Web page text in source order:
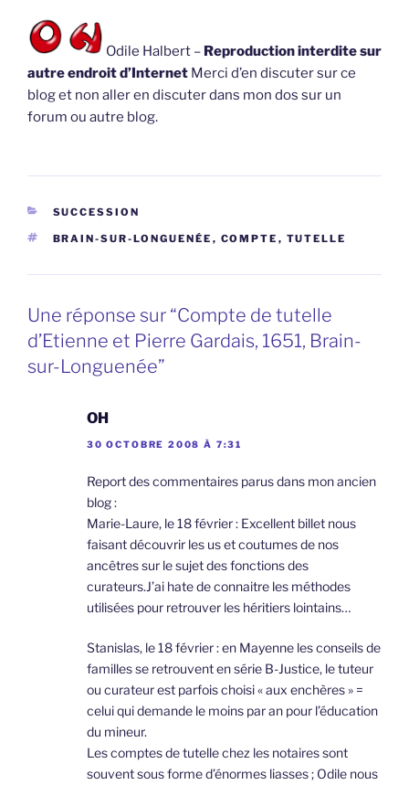
Odile Halbert – Reproduction interdite sur
autre endroit d’Internet Merci d’en discuter sur ce
blog et non aller en discuter dans mon dos sur un
forum ou autre blog.
CATÉGORIES
SUCCESSION
ÉTIQUETTES
BRAIN-SUR-LONGUENÉE , COMPTE , TUTELLE
Une réponse sur “Compte de tutelle
d’Etienne et Pierre Gardais, 1651, Brain-
sur-Longuenée”
OH
30 OCTOBRE 2008 À 7:31
Report des commentaires parus dans mon ancien
blog :
Marie-Laure, le 18 février : Excellent billet nous
faisant découvrir les us et coutumes de nos
ancêtres sur le sujet des fonctions des
curateurs.J’ai hate de connaitre les méthodes
utilisées pour retrouver les héritiers lointains…
Stanislas, le 18 février : en Mayenne les conseils de
familles se retrouvent en série B-Justice, le tuteur
ou curateur est parfois choisi « aux enchères » =
celui qui demande le moins par an pour l’éducation
du mineur.
Les comptes de tutelle chez les notaires sont
souvent sous forme d’énormes liasses ; Odile nous